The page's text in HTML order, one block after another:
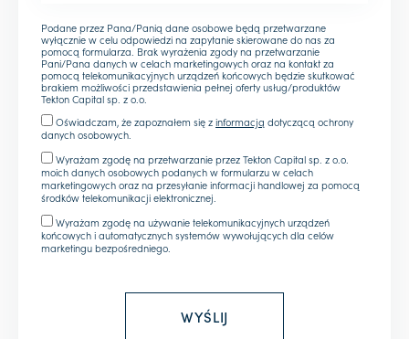
Podane przez Pana/Panią dane osobowe będą przetwarzane
wyłącznie w celu odpowiedzi na zapytanie skierowane do nas za
pomocą formularza. Brak wyrażenia zgody na przetwarzanie
Pani/Pana danych w celach marketingowych oraz na kontakt za
pomocą telekomunikacyjnych urządzeń końcowych będzie skutkować
brakiem możliwości przedstawienia pełnej oferty usług/produktów
Tekton Capital sp. z o.o.
Oświadczam, że zapoznałem się zinformacją dotyczącą ochrony
danych osobowych.
Wyrażam zgodę na przetwarzanie przez Tekton Capital sp. z o.o.
moich danych osobowych podanych w formularzu w celach
marketingowych oraz na przesyłanie informacji handlowej za pomocą
środków telekomunikacji elektronicznej.
Wyrażam zgodę na używanie telekomunikacyjnych urządzeń
końcowych i automatycznych systemów wywołujących dla celów
marketingu bezpośredniego.